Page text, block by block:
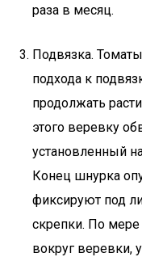
раза в месяц.
Подвязка.
подхода к
продолжать
этого веревку
установленный
Конец шнурка
фиксируют под
скрепки. По мере
вокруг веревки,